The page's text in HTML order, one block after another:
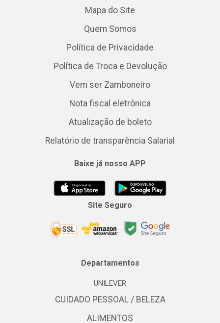
Mapa do Site
Quem Somos
Política de Privacidade
Política de Troca e Devolução
Vem ser Zamboneiro
Nota fiscal eletrônica
Atualização de boleto
Relatório de transparência Salarial
Baixe já nosso APP
Site Seguro
Departamentos
UNILEVER
CUIDADO PESSOAL / BELEZA
ALIMENTOS